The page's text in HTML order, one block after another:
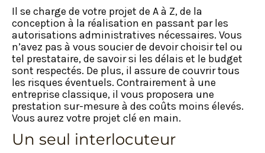
Il se charge de votre projet de A à Z, de la
conception à la réalisation en passant par les
autorisations administratives nécessaires. Vous
n’avez pas à vous soucier de devoir choisir tel ou
tel prestataire, de savoir si les délais et le budget
sont respectés. De plus, il assure de couvrir tous
les risques éventuels. Contrairement à une
entreprise classique, il vous proposera une
prestation sur-mesure à des coûts moins élevés.
Vous aurez votre projet clé en main.
Un seul interlocuteur